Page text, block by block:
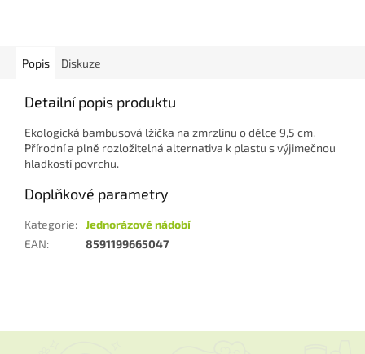
Popis Diskuze
Detailní popis produktu
Ekologická bambusová lžička na zmrzlinu o délce 9,5 cm.
Přírodní a plně rozložitelná alternativa k plastu s výjimečnou
hladkostí povrchu.
Doplňkové parametry
Kategorie: Jednorázové nádobí
EAN: 8591199665047